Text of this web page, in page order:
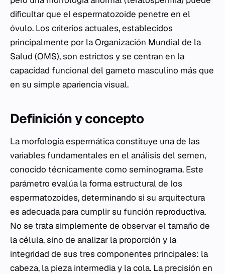
dificultar que el espermatozoide penetre en el
óvulo. Los criterios actuales, establecidos
principalmente por la Organización Mundial de la
Salud (OMS), son estrictos y se centran en la
capacidad funcional del gameto masculino más que
en su simple apariencia visual.
Definición y concepto
La morfología espermática constituye una de las
variables fundamentales en el análisis del semen,
conocido técnicamente como seminograma. Este
parámetro evalúa la forma estructural de los
espermatozoides, determinando si su arquitectura
es adecuada para cumplir su función reproductiva.
No se trata simplemente de observar el tamaño de
la célula, sino de analizar la proporción y la
integridad de sus tres componentes principales: la
cabeza, la pieza intermedia y la cola. La precisión en